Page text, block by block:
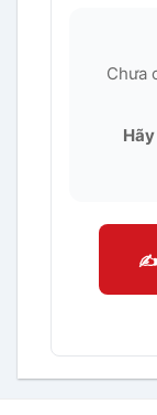
Chưa
✍️